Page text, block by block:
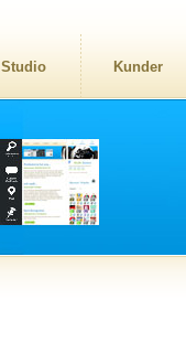
Studio Kunder